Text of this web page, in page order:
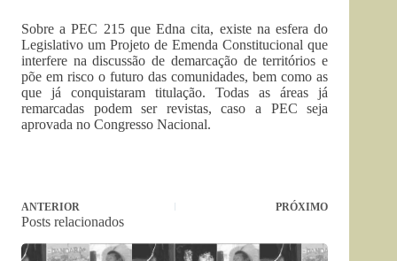
Sobre a PEC 215 que Edna cita, existe na esfera do
Legislativo um Projeto de Emenda Constitucional que
interfere na discussão de demarcação de territórios e
põe em risco o futuro das comunidades, bem como as
que já conquistaram titulação. Todas as áreas já
remarcadas podem ser revistas, caso a PEC seja
aprovada no Congresso Nacional.
ANTERIOR PRÓXIMO
Posts relacionados